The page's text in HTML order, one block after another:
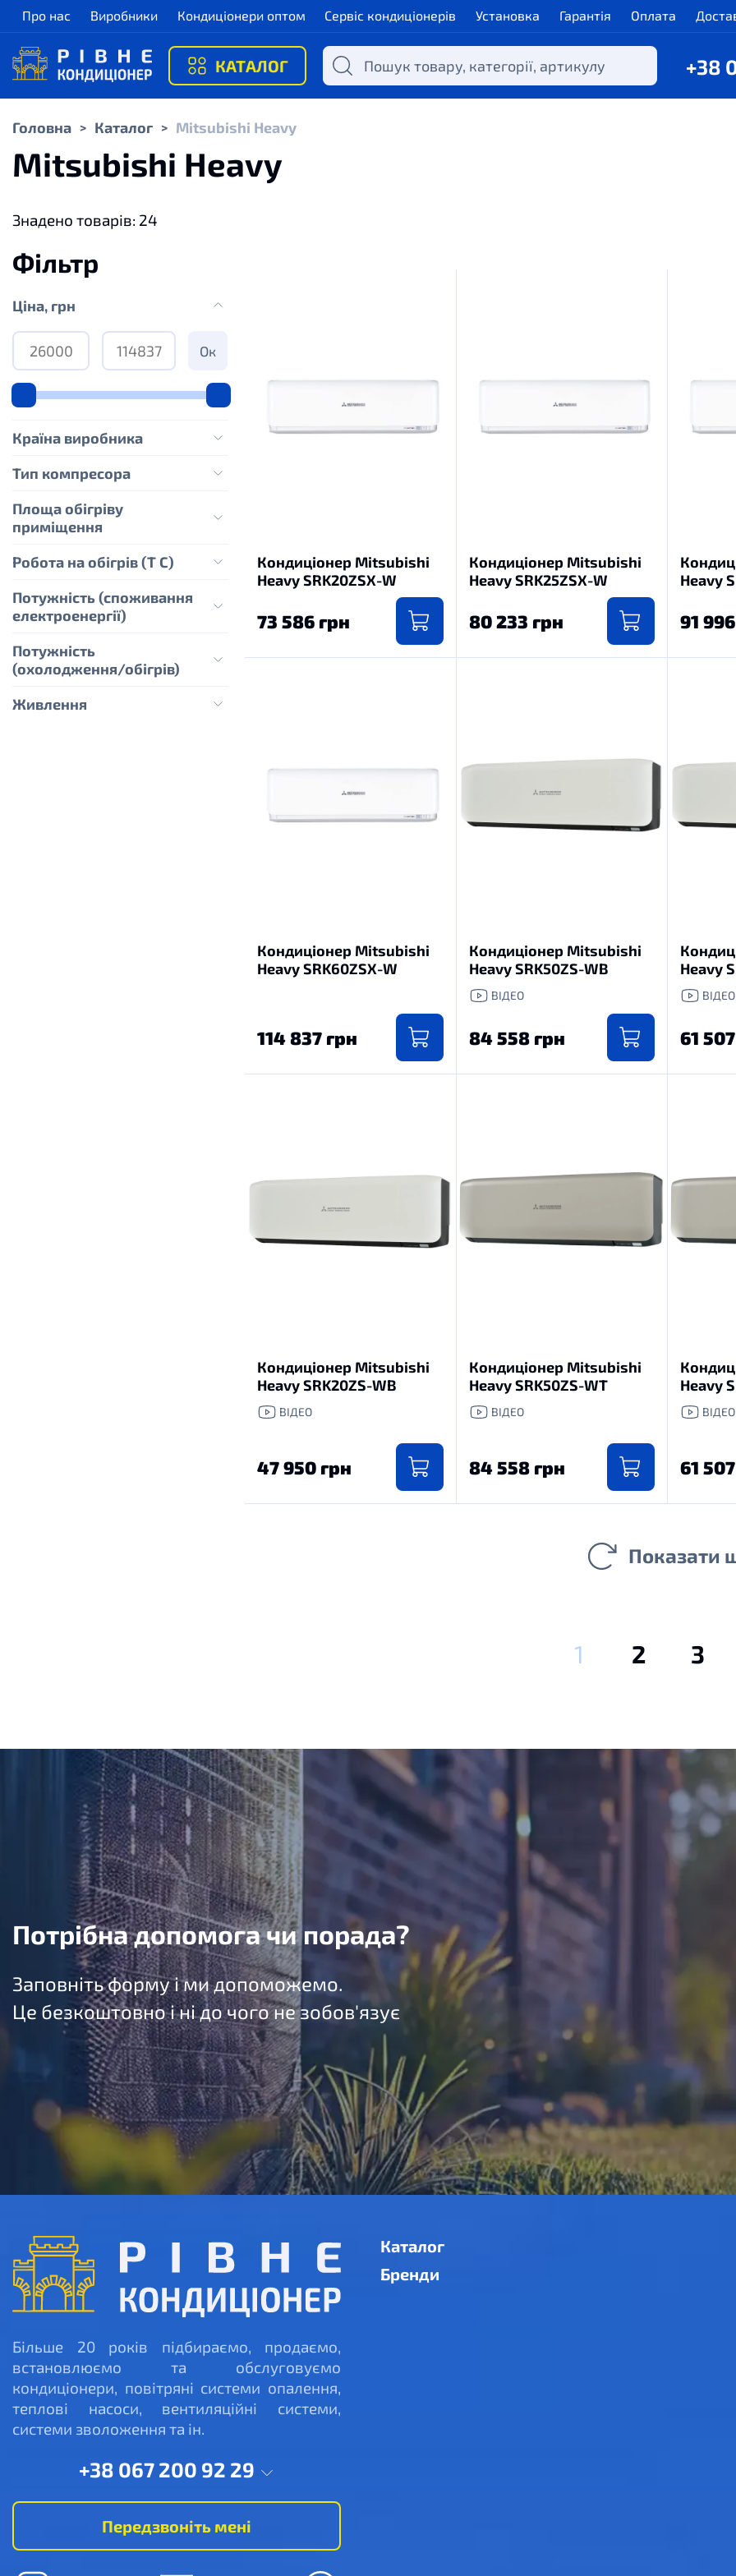
Про нас Виробники Кондиціонери оптом Сервіс кондиціонерів Установка Гарантія Оплата
КАТАЛОГ +38
Головна > Каталог > Mitsubishi Heavy
Mitsubishi Heavy
Знадено товарів: 24
Фільтр
Цiна, грн
Ок
Країна виробника
Тип компресора
Площа обігріву
приміщення
Робота на обігрів (Т С)
Потужність (споживання
електроенергії)
Потужність
(охолодження/обігрів)
Живлення
Кондиціонер Mitsubishi
Heavy SRK20ZSX-W
73 586 грн
Кондиціонер Mitsubishi
Heavy SRK25ZSX-W
80 233 грн
Heavy
91
Кондиціонер Mitsubishi
Heavy SRK60ZSX-W
114 837 грн
Кондиціонер Mitsubishi
Heavy SRK50ZS-WB
ВІДЕО
84 558 грн
Heavy
ВІДЕО
61
Кондиціонер Mitsubishi
Heavy SRK20ZS-WB
ВІДЕО
47 950 грн
Кондиціонер Mitsubishi
Heavy SRK50ZS-WT
ВІДЕО
84 558 грн
Heavy
ВІДЕО
61
Показати
1 2 3
Потрібна допомога чи порада?
Заповніть форму і ми допоможемо.
Це безкоштовно і ні до чого не зобов'язує
Більше 20 років підбираємо, продаємо,
встановлюємо та обслуговуємо
кондиціонери, повітряні системи опалення,
теплові насоси, вентиляційні системи,
системи зволоження та ін.
+38 067 200 92 29
Передзвоніть мені
Каталог
Бренди